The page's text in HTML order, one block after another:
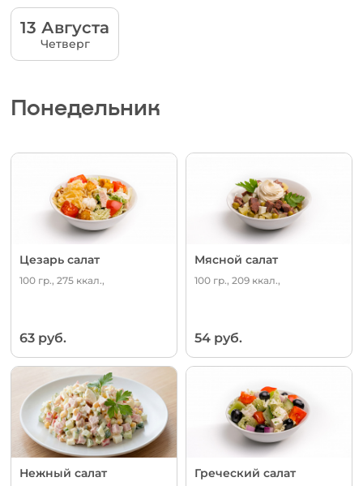
13 Августа
Четверг
Понедельник
Цезарь салат
100 гр., 275 ккал.,
63 руб.
Мясной салат
100 гр., 209 ккал.,
54 руб.
Нежный салат Греческий салат